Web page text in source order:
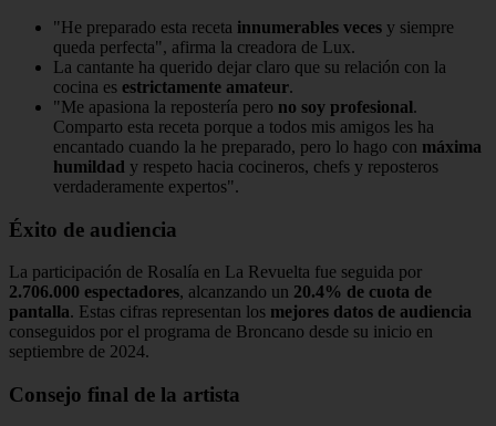
"He preparado esta receta innumerables veces y siempre
queda perfecta", afirma la creadora de Lux.
La cantante ha querido dejar claro que su relación con la
cocina es estrictamente amateur.
"Me apasiona la repostería pero no soy profesional.
Comparto esta receta porque a todos mis amigos les ha
encantado cuando la he preparado, pero lo hago con máxima
humildad y respeto hacia cocineros, chefs y reposteros
verdaderamente expertos".
Éxito de audiencia
La participación de Rosalía en La Revuelta fue seguida por
2.706.000 espectadores, alcanzando un 20.4% de cuota de
pantalla. Estas cifras representan los mejores datos de audiencia
conseguidos por el programa de Broncano desde su inicio en
septiembre de 2024.
Consejo final de la artista